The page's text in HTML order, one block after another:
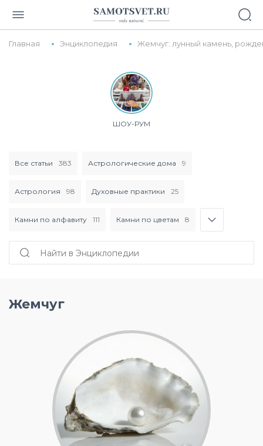
Главная Энциклопедия Жемчуг: лунный камень,
ШОУ-РУМ
Все статьи 383 Астрологические дома 9
Астрология 98 Духовные практики 25
Камни по алфавиту 111 Камни по цветам 8
Жемчуг